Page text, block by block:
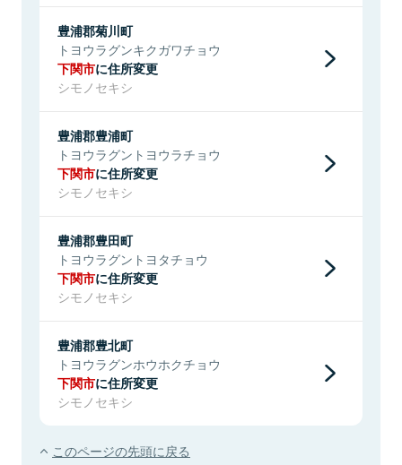
豊浦郡菊川町
トヨウラグンキクガワチョウ
下関市に住所変更
シモノセキシ
豊浦郡豊浦町
トヨウラグントヨウラチョウ
下関市に住所変更
シモノセキシ
豊浦郡豊田町
トヨウラグントヨタチョウ
下関市に住所変更
シモノセキシ
豊浦郡豊北町
トヨウラグンホウホクチョウ
下関市に住所変更
シモノセキシ
このページの先頭に戻る